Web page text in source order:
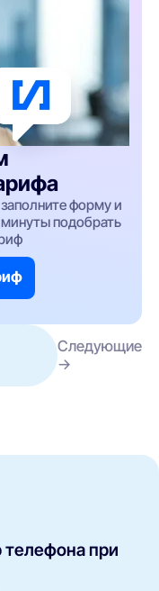
форму и
подобрать
Следующие
→
телефона при